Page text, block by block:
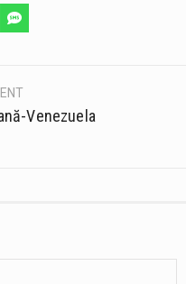
Venezuela